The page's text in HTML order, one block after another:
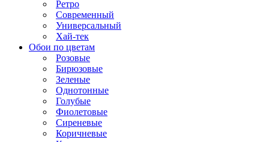
Ретро
Современный
Универсальный
Хай-тек
Обои по цветам
Розовые
Бирюзовые
Зеленые
Однотонные
Голубые
Фиолетовые
Сиреневые
Коричневые